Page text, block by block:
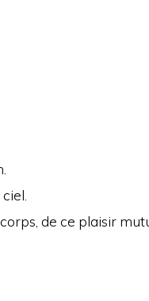
de ce plaisir